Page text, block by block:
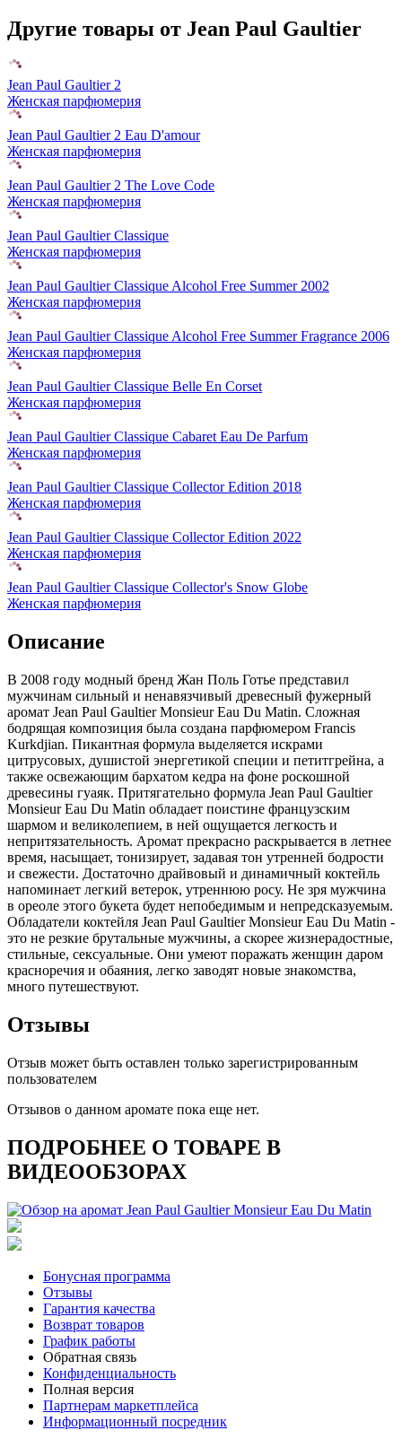
Другие товары от Jean Paul Gaultier
Jean Paul Gaultier 2
Женская парфюмерия
Jean Paul Gaultier 2 Eau D'amour
Женская парфюмерия
Jean Paul Gaultier 2 The Love Code
Женская парфюмерия
Jean Paul Gaultier Classique
Женская парфюмерия
Jean Paul Gaultier Classique Alcohol Free Summer 2002
Женская парфюмерия
Jean Paul Gaultier Classique Alcohol Free Summer Fragrance 2006
Женская парфюмерия
Jean Paul Gaultier Classique Belle En Corset
Женская парфюмерия
Jean Paul Gaultier Classique Cabaret Eau De Parfum
Женская парфюмерия
Jean Paul Gaultier Classique Collector Edition 2018
Женская парфюмерия
Jean Paul Gaultier Classique Collector Edition 2022
Женская парфюмерия
Jean Paul Gaultier Classique Collector's Snow Globe
Женская парфюмерия
Описание
В 2008 году модный бренд Жан Поль Готье представил
мужчинам сильный и ненавязчивый древесный фужерный
аромат Jean Paul Gaultier Monsieur Eau Du Matin. Сложная
бодрящая композиция была создана парфюмером Francis
Kurkdjian. Пикантная формула выделяется искрами
цитрусовых, душистой энергетикой специи и петитгрейна, а
также освежающим бархатом кедра на фоне роскошной
древесины гуаяк. Притягательно формула Jean Paul Gaultier
Monsieur Eau Du Matin обладает поистине французским
шармом и великолепием, в ней ощущается легкость и
непритязательность. Аромат прекрасно раскрывается в летнее
время, насыщает, тонизирует, задавая тон утренней бодрости
и свежести. Достаточно драйвовый и динамичный коктейль
напоминает легкий ветерок, утреннюю росу. Не зря мужчина
в ореоле этого букета будет непобедимым и непредсказуемым.
Обладатели коктейля Jean Paul Gaultier Monsieur Eau Du Matin -
это не резкие брутальные мужчины, а скорее жизнерадостные,
стильные, сексуальные. Они умеют поражать женщин даром
красноречия и обаяния, легко заводят новые знакомства,
много путешествуют.
Отзывы
Отзыв может быть оставлен только зарегистрированным
пользователем
Отзывов о данном аромате пока еще нет.
ПОДРОБНЕЕ О ТОВАРЕ В
ВИДЕООБЗОРАХ
Бонусная программа
Отзывы
Гарантия качества
Возврат товаров
График работы
Обратная связь
Конфиденциальность
Полная версия
Партнерам маркетплейса
Информационный посредник